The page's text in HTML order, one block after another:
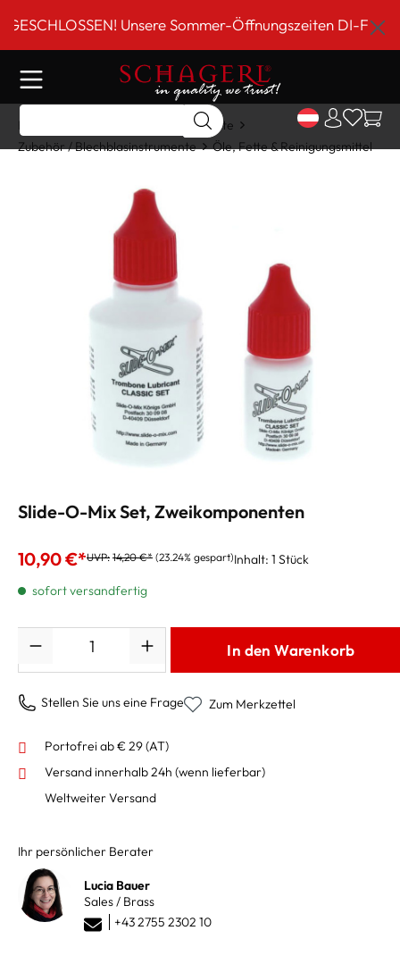
springenUnsere Sommer-Öffnungszeiten DI-FR 9 bis
Home
Blechblasinstrumente
Zubehör / Blechblasinstrumente
Öle, Fette & Reinigungsmittel
Slide-O-Mix Set, Zweikomponenten
10,90 €*UVP: 14,20 €* (23.24% gespart)Inhalt: 1 Stück
sofort versandfertig
In den Warenkorb
Stellen Sie uns eine Frage Zum Merkzettel
Portofrei ab € 29 (AT)
Versand innerhalb 24h (wenn lieferbar)
Weltweiter Versand
Ihr persönlicher Berater
Lucia Bauer
Sales / Brass
+43 2755 2302 10